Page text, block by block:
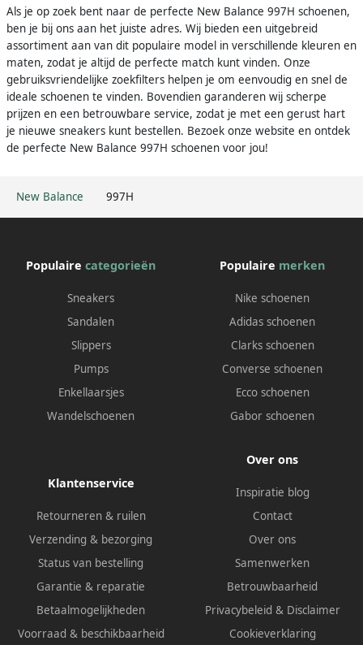
New Balance 997H
Als je op zoek bent naar de perfecte New Balance 997H schoenen,
ben je bij ons aan het juiste adres. Wij bieden een uitgebreid
assortiment aan van dit populaire model in verschillende kleuren en
maten, zodat je altijd de perfecte match kunt vinden. Onze
gebruiksvriendelijke zoekfilters helpen je om eenvoudig en snel de
ideale schoenen te vinden. Bovendien garanderen wij scherpe
prijzen en een betrouwbare service, zodat je met een gerust hart
je nieuwe sneakers kunt bestellen. Bezoek onze website en ontdek
de perfecte New Balance 997H schoenen voor jou!
Populaire categorieën
Sneakers
Sandalen
Slippers
Pumps
Enkellaarsjes
Wandelschoenen
Populaire merken
Nike schoenen
Adidas schoenen
Clarks schoenen
Converse schoenen
Ecco schoenen
Gabor schoenen
Klantenservice
Retourneren & ruilen
Verzending & bezorging
Status van bestelling
Garantie & reparatie
Betaalmogelijkheden
Voorraad & beschikbaarheid
Over ons
Inspiratie blog
Contact
Over ons
Samenwerken
Betrouwbaarheid
Privacybeleid & Disclaimer
Cookieverklaring